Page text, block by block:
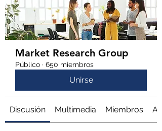
Market Research Group
Público · 650 miembros
Unirse
Discusión Multimedia Miembros